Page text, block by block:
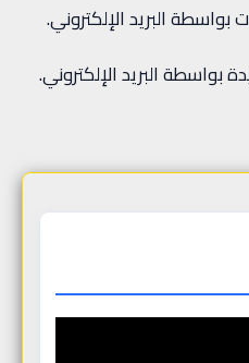
بواسطة البريد الإلكتروني.
بواسطة البريد الإلكتروني.